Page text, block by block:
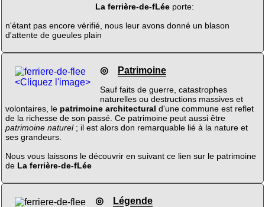
La ferrière-de-fLéeporte:
n'étant pas encore vérifié, nous leur avons donné un blason
d'attente de gueules plain
<Cliquez l'image>
◎ Patrimoine
Sauf faits de guerre, catastrophes
naturelles ou destructions massives et
volontaires, le patrimoine architectural d'une commune est reflet
de la richesse de son passé. Ce patrimoine peut aussi être
patrimoine naturel; il est alors don remarquable lié à la nature et
ses grandeurs.
Nous vous laissons le découvrir en suivant ce lien sur le patrimoine
de La ferrière-de-fLée
◎ Légende